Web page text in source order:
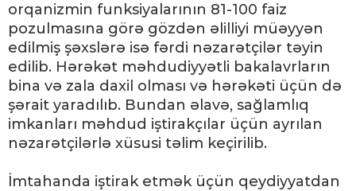
orqanizmin funksiyalarının 81-100 faiz
pozulmasına görə gözdən əlilliyi müəyyən
edilmiş şəxslərə isə fərdi nəzarətçilər təyin
edilib. Hərəkət məhdudiyyətli bakalavrların
bina və zala daxil olması və hərəkəti üçün də
şərait yaradılıb. Bundan əlavə, sağlamlıq
imkanları məhdud iştirakçılar üçün ayrılan
nəzarətçilərlə xüsusi təlim keçirilib.
İmtahanda iştirak etmək üçün qeydiyyatdan